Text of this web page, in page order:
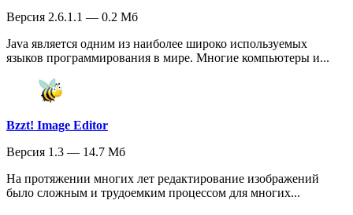
Версия 2.6.1.1 — 0.2 Мб
Java является одним из наиболее широко используемых
языков программирования в мире. Многие компьютеры и...
Bzzt! Image Editor
Версия 1.3 — 14.7 Мб
На протяжении многих лет редактирование изображений
было сложным и трудоемким процессом для многих...